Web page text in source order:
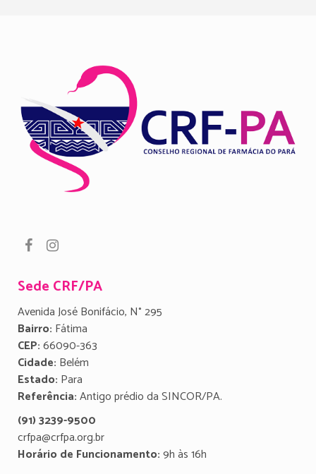
Sede CRF/PA
Avenida José Bonifácio, N° 295
Bairro: Fátima
CEP:66090-363
Cidade: Belém
Estado: Para
Referência:Antigo prédio da SINCOR/PA.
(91) 3239-9500
crfpa@crfpa.org.br
Horário de Funcionamento:9h às 16h